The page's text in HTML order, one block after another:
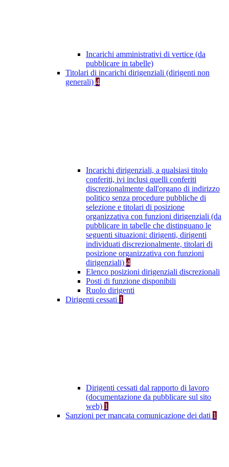
Incarichi amministrativi di vertice (da
pubblicare in tabelle)
Titolari di incarichi dirigenziali (dirigenti non
generali) 4
Incarichi dirigenziali, a qualsiasi titolo
conferiti, ivi inclusi quelli conferiti
discrezionalmente dall'organo di indirizzo
politico senza procedure pubbliche di
selezione e titolari di posizione
organizzativa con funzioni dirigenziali (da
pubblicare in tabelle che distinguano le
seguenti situazioni: dirigenti, dirigenti
individuati discrezionalmente, titolari di
posizione organizzativa con funzioni
dirigenziali) 4
Elenco posizioni dirigenziali discrezionali
Posti di funzione disponibili
Ruolo dirigenti
Dirigenti cessati 1
Dirigenti cessati dal rapporto di lavoro
(documentazione da pubblicare sul sito
web) 1
Sanzioni per mancata comunicazione dei dati 1